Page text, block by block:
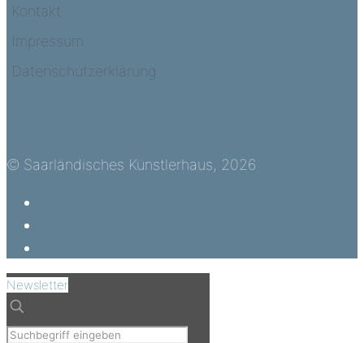
Kontakt
Impressum
Datenschutzerklärung
© Saarländisches Künstlerhaus, 2026
Newsletter